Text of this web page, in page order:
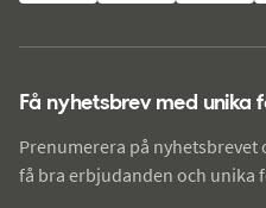
Få nyhetsbrev med unika
Prenumerera på nyhetsbrevet
få bra erbjudanden och unika